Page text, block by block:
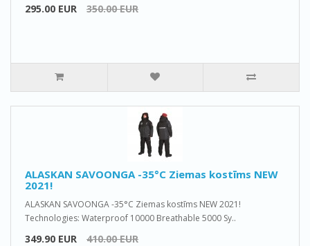
295.00 EUR 350.00 EUR
ALASKAN SAVOONGA -35°C Ziemas kostīms NEW
2021!
ALASKAN SAVOONGA -35°C Ziemas kostīms NEW 2021!
Technologies: Waterproof 10000 Breathable 5000 Sy..
349.90 EUR 410.00 EUR